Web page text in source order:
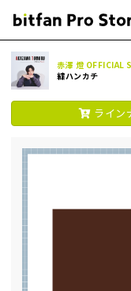
赤澤 燈 OFFICIAL
繍ハンカチ
ライン